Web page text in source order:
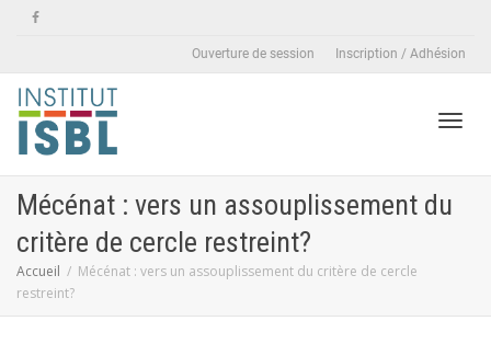
Ouverture de session Inscription / Adhésion
Mécénat : vers un assouplissement du
critère de cercle restreint?
Accueil
Mécénat : vers un assouplissement du critère de cercle
restreint?